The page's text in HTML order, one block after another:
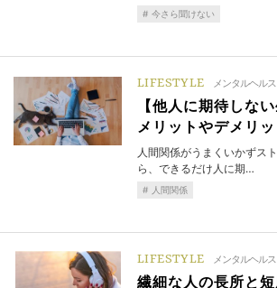
今さら聞けない
LIFESTYLE メンタルヘルス
【他人に期待しな
メリットやデメリ
人間関係がうまくいかずス
ら、できるだけ人に期…
人間関係
LIFESTYLE メンタルヘルス
繊細な人の長所と